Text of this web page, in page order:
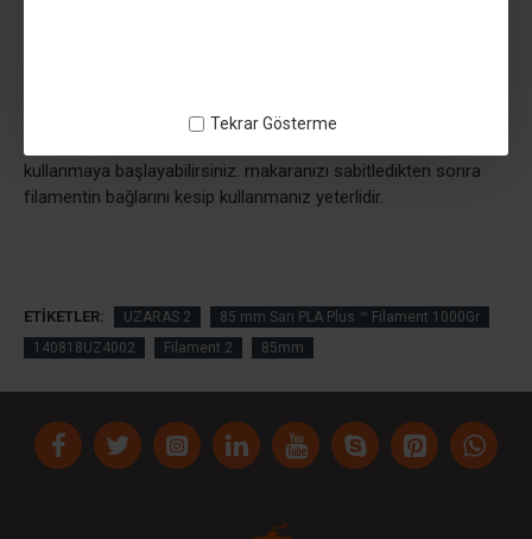
Tekrar Gösterme
genişliğindedir masura iç çapımız 82,5mm dir 3d printerde
kullanmaya başlayabilirsiniz. makaranızı sabitledikten sonra
filamentin bağlarını kesip kullanmanız yeterlidir.
ETIKETLER: UZARAS 2
85 mm Sarı PLA Plus ™ Filament 1000Gr
140818UZ4002
Filament 2 85mm